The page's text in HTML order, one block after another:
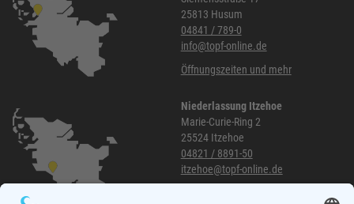
25813 Husum
04841 / 789-0
info@topf-online.de
Öffnungszeiten und mehr
Niederlassung Itzehoe
Marie-Curie-Ring 2
25524 Itzehoe
04821 / 8891-50
itzehoe@topf-online.de